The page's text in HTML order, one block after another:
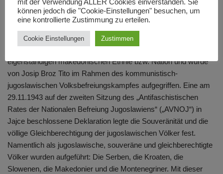
verspielt und damit diese Bevölkerungsgruppe als mögliche
Bestandteile ihrer Nationen verloren.
eigenständigen makedonischen Ethnie bzw. Nation und wurde
von Josip Broz Tito im Rahmen des kommunistisch-
jugoslawischen Volksbefreiungskampfes aufgegriffen. Eine am
29.11.1943 auf der zweiten Sitzung des „Antifaschistischen
Rates der Nationalen Befreiung Jugoslawiens“ („AVNOJ“) in
Jajce beschlossene Deklaration legte die Souveränität und die
völlige Gleichberechtigung der jugoslawischen Völker fest.
Namentlich als jugoslawische, souveräne und gleichberechtigte
Völker wurden aufgeführt: Die Serben, die Kroaten, die
Slowenen, die Makedonier und die Montenegriner. Mit dieser
mit der Verwendung ALLER Cookies einverstanden. Sie
können jedoch die "Cookie-Einstellungen" besuchen, um
eine kontrollierte Zustimmung zu erteilen.
Cookie Einstellungen Zustimmen